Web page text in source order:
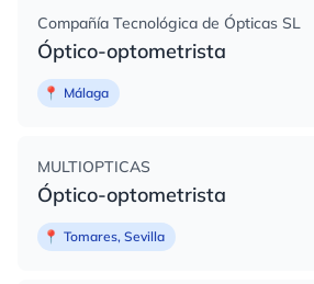
Compañía Tecnológica de Ópticas SL
Óptico-optometrista
📍 Málaga
MULTIOPTICAS
Óptico-optometrista
📍 Tomares, Sevilla